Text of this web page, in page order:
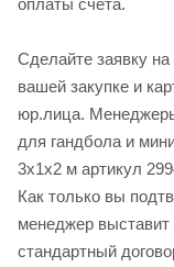
Сделайте заявку на
вашей закупке и
юр.лица.
для гандбола и
3х1х2 м артикул
Как только вы
менеджер выставит
стандартный